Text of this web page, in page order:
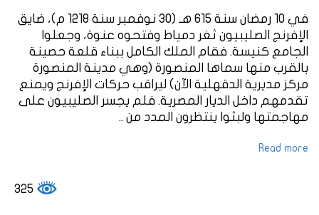
في 10 رمضان سنة 615 هـ (30 نوفمبر سنة 1218 م)، ضايق
الإفرنج الصليبيون ثغر دمياط وفتحوه عنوة، وجعلوا
الجامع كنيسة. فقام الملك الكامل ببناء قلعة حصينة
بالقرب منها سماها المنصورة (وهي مدينة المنصورة
مركز مديرية الدقهلية الآن) ليراقب حركات الإفرنج ويمنع
تقدمهم داخل الديار المصرية. فلم يجسر الصليبيون على
مهاجمتها ولبثوا ينتظرون المدد من ..
Read more